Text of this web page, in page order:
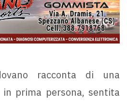
racconta di una
prima persona, sentita